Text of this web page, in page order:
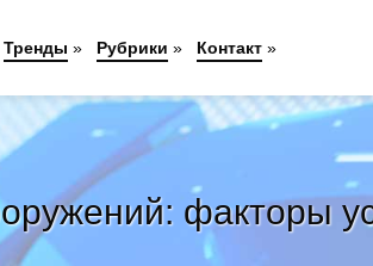
факторы
Тренды » Рубрики » Контакт »